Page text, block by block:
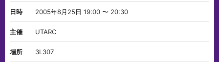
日時 2005年8月25日 19:00 〜 20:30
主催 UTARC
場所 3L307